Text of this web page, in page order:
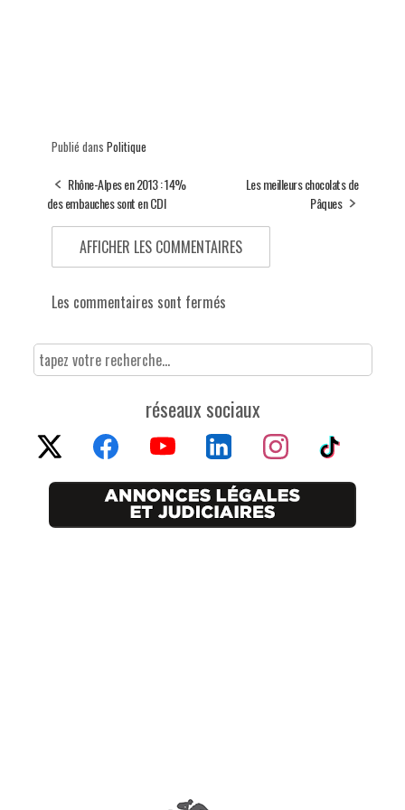
Publié dans Politique
Rhône-Alpes en 2013 : 14%
des embauches sont en CDI
Les meilleurs chocolats de
Pâques
AFFICHER LES COMMENTAIRES
Les commentaires sont fermés
réseaux sociaux